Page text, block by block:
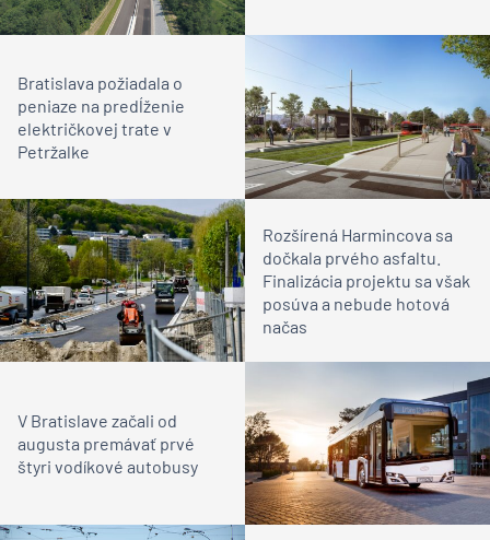
Bratislava požiadala o
peniaze na predĺženie
električkovej trate v
Petržalke
Rozšírená Harmincova sa
dočkala prvého asfaltu.
Finalizácia projektu sa však
posúva a nebude hotová
načas
V Bratislave začali od
augusta premávať prvé
štyri vodíkové autobusy